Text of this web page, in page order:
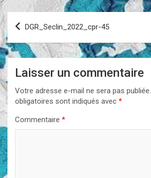
Navigation
de
l’article
DGR_Seclin_2022_cpr-45
Laisser un commentaire
Votre adresse e-mail ne sera pas publiée.
obligatoires sont indiqués avec *
Commentaire *